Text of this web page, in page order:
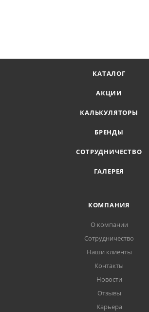
КАТАЛОГ
АКЦИИ
КАЛЬКУЛЯТОРЫ
БРЕНДЫ
СОТРУДНИЧЕСТВО
ГАЛЕРЕЯ
КОМПАНИЯ
О компании
Сотрудничество
Наши клиенты
Контакты
Новости
Отзывы
Карьера